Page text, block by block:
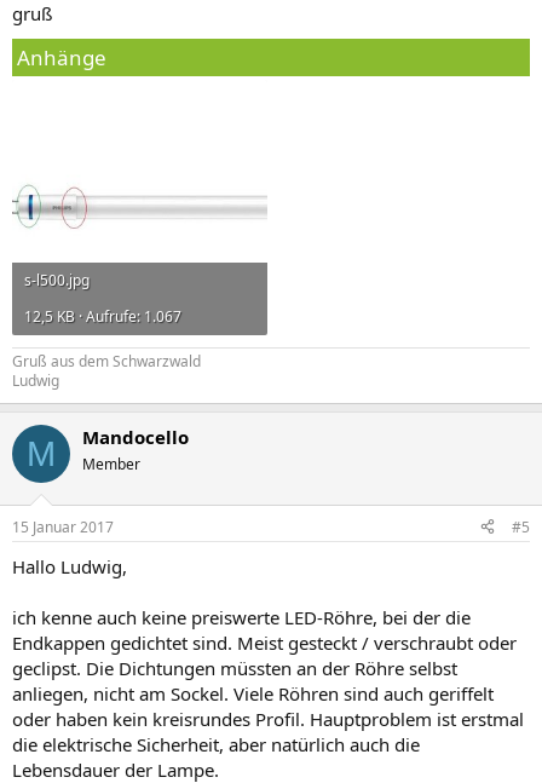
gruß
Anhänge
s-l500.jpg
12,5 KB · Aufrufe: 1.067
Gruß aus dem Schwarzwald
Ludwig
M Mandocello
Member
15 Januar 2017 #5
Hallo Ludwig,
ich kenne auch keine preiswerte LED-Röhre, bei der die
Endkappen gedichtet sind. Meist gesteckt / verschraubt oder
geclipst. Die Dichtungen müssten an der Röhre selbst
anliegen, nicht am Sockel. Viele Röhren sind auch geriffelt
oder haben kein kreisrundes Profil. Hauptproblem ist erstmal
die elektrische Sicherheit, aber natürlich auch die
Lebensdauer der Lampe.